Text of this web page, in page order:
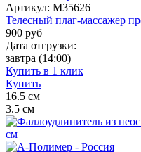
Артикул: M35626
Телесный плаг-массажер
900 руб
Дата отгрузки:
завтра (14:00)
Купить в 1 клик
Купить
16.5 см
3.5 см